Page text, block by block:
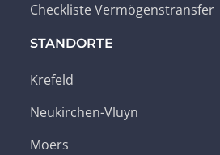
Checkliste Vermögenstransfer
STANDORTE
Krefeld
Neukirchen-Vluyn
Moers